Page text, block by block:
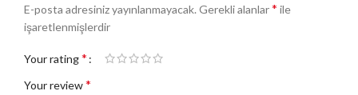
E-posta adresiniz yayınlanmayacak. Gerekli alanlar* ile
işaretlenmişlerdir
Your rating*
Your review*